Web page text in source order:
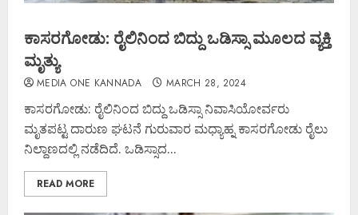
ಕಾಸರಗೋಡು: ರೈಲಿನಿಂದ ಬಿದ್ದು ಒಡಿಸ್ಸಾ ಮೂಲದ ವ್ಯಕ್ತಿ
ಮೃತ್ಯು
MEDIA ONE KANNADA MARCH 28, 2024
ಕಾಸರಗೋಡು: ರೈಲಿನಿಂದ ಬಿದ್ದು ಒಡಿಸ್ಸಾ ನಿವಾಸಿಯೋರ್ವರು
ಮೃತಪಟ್ಟ ದಾರುಣ ಘಟನೆ ಗುರುವಾರ ಮಧ್ಯಾಹ್ನ ಕಾಸರಗೋಡು ರೈಲು
ನಿಲ್ದಾಣದಲ್ಲಿ ನಡೆದಿದೆ. ಒಡಿಸ್ಸಾದ...
READ MORE